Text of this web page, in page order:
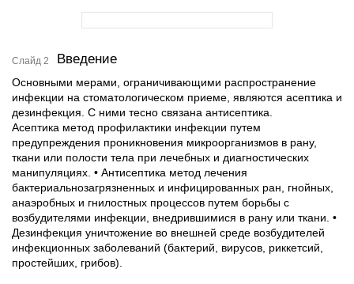
Слайд 2 Введение
Основными мерами, ограничивающими распространение
инфекции на стоматологическом приеме, являются асептика и
дезинфекция. С ними тесно связана антисептика.
Асептика метод профилактики инфекции путем
предупреждения проникновения микроорганизмов в рану,
ткани или полости тела при лечебных и диагностических
манипуляциях. • Антисептика метод лечения
бактериальнозагрязненных и инфицированных ран, гнойных,
анаэробных и гнилостных процессов путем борьбы с
возбудителями инфекции, внедрившимися в рану или ткани. •
Дезинфекция уничтожение во внешней среде возбудителей
инфекционных заболеваний (бактерий, вирусов, риккетсий,
простейших, грибов).